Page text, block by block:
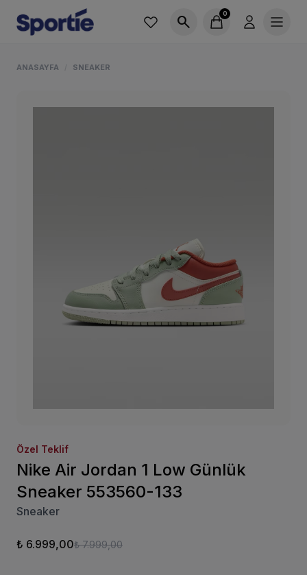
search 0
ANASAYFA SNEAKER
Özel Teklif
Nike Air Jordan 1 Low Günlük
Sneaker 553560-133
Sneaker
₺ 6.999,00₺ 7.999,00